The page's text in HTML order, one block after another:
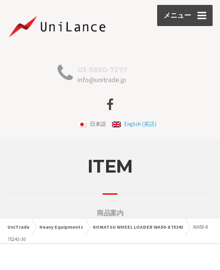
メニュー
03-5830-7277
info@unitrade.jp
日本語 English (英語)
ITEM
商品案内
UniTrade Heavy Equipments KOMATSU WHEEL LOADER WA50-8 75243
WA50-8
75243-30